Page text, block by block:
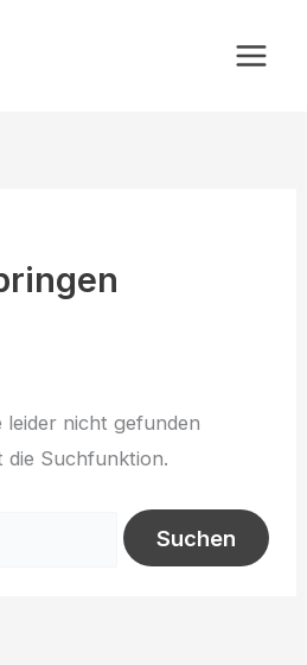
leider nicht gefunden
die Suchfunktion.